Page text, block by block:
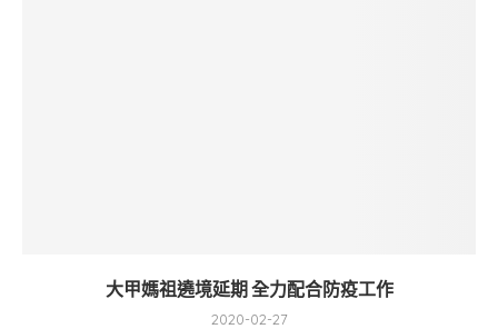
大甲媽祖遶境延期 全力配合防疫工作
2020-02-27